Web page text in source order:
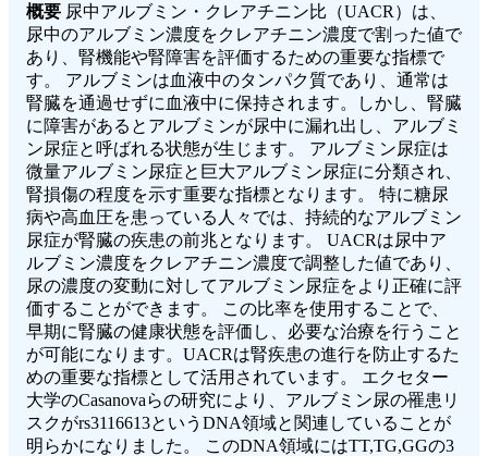
概要 尿中アルブミン・クレアチニン比（UACR）は、
尿中のアルブミン濃度をクレアチニン濃度で割った値で
あり、腎機能や腎障害を評価するための重要な指標で
す。 アルブミンは血液中のタンパク質であり、通常は
腎臓を通過せずに血液中に保持されます。しかし、腎臓
に障害があるとアルブミンが尿中に漏れ出し、アルブミ
ン尿症と呼ばれる状態が生じます。 アルブミン尿症は
微量アルブミン尿症と巨大アルブミン尿症に分類され、
腎損傷の程度を示す重要な指標となります。 特に糖尿
病や高血圧を患っている人々では、持続的なアルブミン
尿症が腎臓の疾患の前兆となります。 UACRは尿中ア
ルブミン濃度をクレアチニン濃度で調整した値であり、
尿の濃度の変動に対してアルブミン尿症をより正確に評
価することができます。 この比率を使用することで、
早期に腎臓の健康状態を評価し、必要な治療を行うこと
が可能になります。UACRは腎疾患の進行を防止するた
めの重要な指標として活用されています。 エクセター
大学のCasanovaらの研究により、アルブミン尿の罹患リ
スクがrs3116613というDNA領域と関連していることが
明らかになりました。 このDNA領域にはTT,TG,GGの3